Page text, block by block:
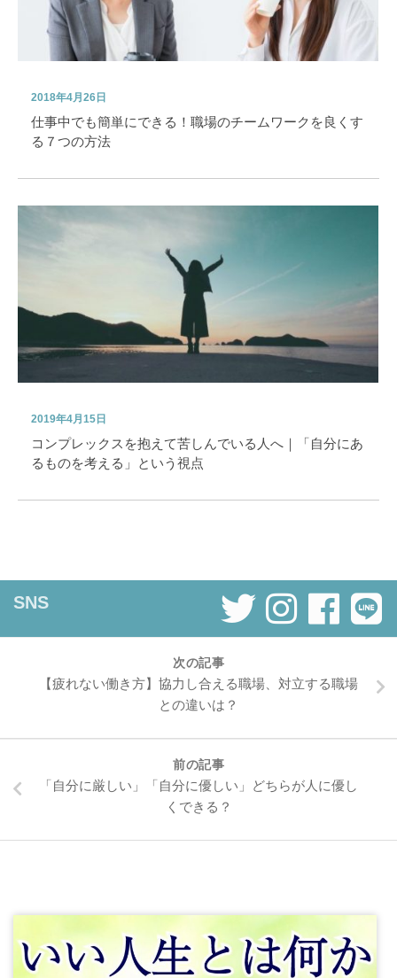
2018年4月26日
仕事中でも簡単にできる！職場のチームワークを良くす
る７つの方法
2019年4月15日
コンプレックスを抱えて苦しんでいる人へ｜「自分にあ
るものを考える」という視点
SNS
次の記事
【疲れない働き方】協力し合える職場、対立する職場
との違いは？
前の記事
「自分に厳しい」「自分に優しい」どちらが人に優し
くできる？